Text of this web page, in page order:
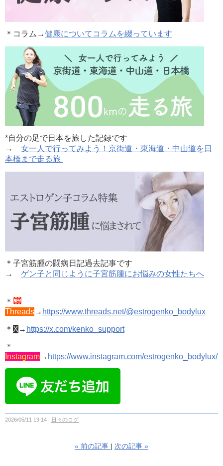
＊コラム →健康についてコラムを綴っています
*自分の足で日本を旅した記録です
→ 女一人で行ってみよう！京街道・東海道・中山道を日
本橋まで走る旅
＊子宮筋腫の闘病日記過去記事です
→ ゲン子と同じように子宮筋腫にお悩みの女性たちへ
＊
Threads→ https://www.threads.net/@estrogenko_bodylux
＊ X → https://x.com/kenko_support
＊
Instagram→ https://www.instagram.com/estrogenko_bodylux/
2026/05/11 19:14 日々のログ
« 前の記事 次の記事 »